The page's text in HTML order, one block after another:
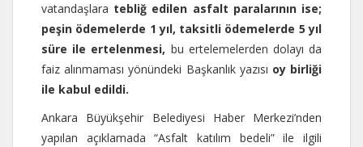
vatandaşlara tebliğ edilen asfalt paralarının ise;
peşin ödemelerde 1 yıl, taksitli ödemelerde 5 yıl
süre ile ertelenmesi, bu ertelemelerden dolayı da
faiz alınmaması yönündeki Başkanlık yazısı oy birliği
ile kabul edildi.
Ankara Büyükşehir Belediyesi Haber Merkezi’nden
yapılan açıklamada “Asfalt katılım bedeli” ile ilgili